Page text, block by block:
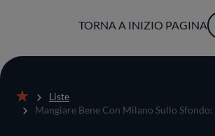
TORNA A INIZIO PAGINA
Home
Liste
Mangiare Bene Con Milano Sullo Sfondo: